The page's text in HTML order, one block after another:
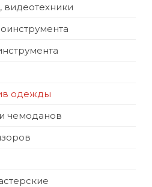
видеотехники
одежды
чемоданов